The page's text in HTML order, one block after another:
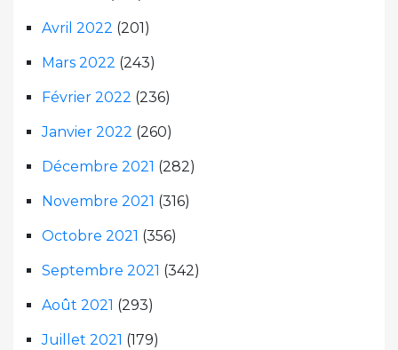
Avril 2022 (201)
Mars 2022 (243)
Février 2022 (236)
Janvier 2022 (260)
Décembre 2021 (282)
Novembre 2021 (316)
Octobre 2021 (356)
Septembre 2021 (342)
Août 2021 (293)
Juillet 2021 (179)